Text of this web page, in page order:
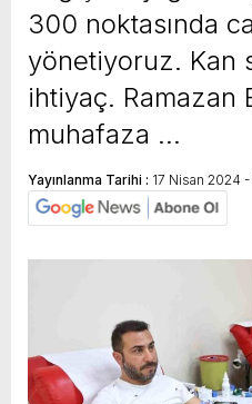
300 noktasında
yönetiyoruz. Kan
ihtiyaç. Ramazan
muhafaza …
Yayınlanma Tarihi : 17 Nisan 2024 -